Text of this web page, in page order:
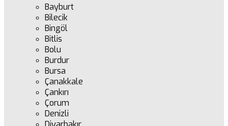
Bayburt
Bilecik
Bingöl
Bitlis
Bolu
Burdur
Bursa
Çanakkale
Çankırı
Çorum
Denizli